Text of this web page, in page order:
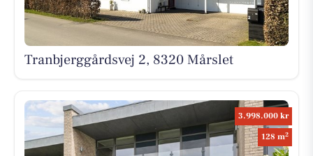
Tranbjerggårdsvej 2, 8320 Mårslet
3.998.000 kr
128 m2